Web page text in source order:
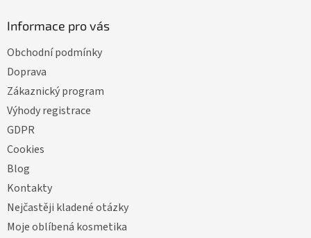
Informace pro vás
Obchodní podmínky
Doprava
Zákaznický program
Výhody registrace
GDPR
Cookies
Blog
Kontakty
Nejčastěji kladené otázky
Moje oblíbená kosmetika